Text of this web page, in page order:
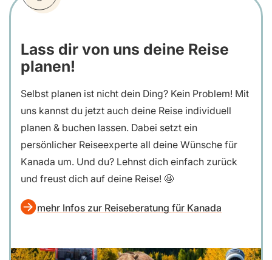
Lass dir von uns deine Reise
planen!
Selbst planen ist nicht dein Ding? Kein Problem! Mit
uns kannst du jetzt auch deine Reise individuell
planen & buchen lassen. Dabei setzt ein
persönlicher Reiseexperte all deine Wünsche für
Kanada um. Und du? Lehnst dich einfach zurück
und freust dich auf deine Reise! 🤩
mehr Infos zur Reiseberatung für Kanada